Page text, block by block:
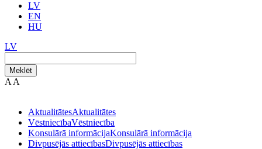
LV
EN
HU
LV
Meklēt
A A
AktualitātesAktualitātes
VēstniecībaVēstniecība
Konsulārā informācijaKonsulārā informācija
Divpusējās attiecībasDivpusējās attiecības